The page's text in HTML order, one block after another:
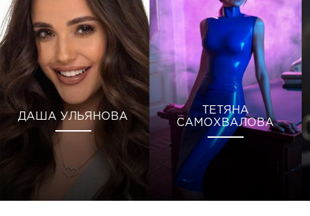
ДАША УЛЬЯНОВА
ТЕТЯНА
САМОХВАЛОВА